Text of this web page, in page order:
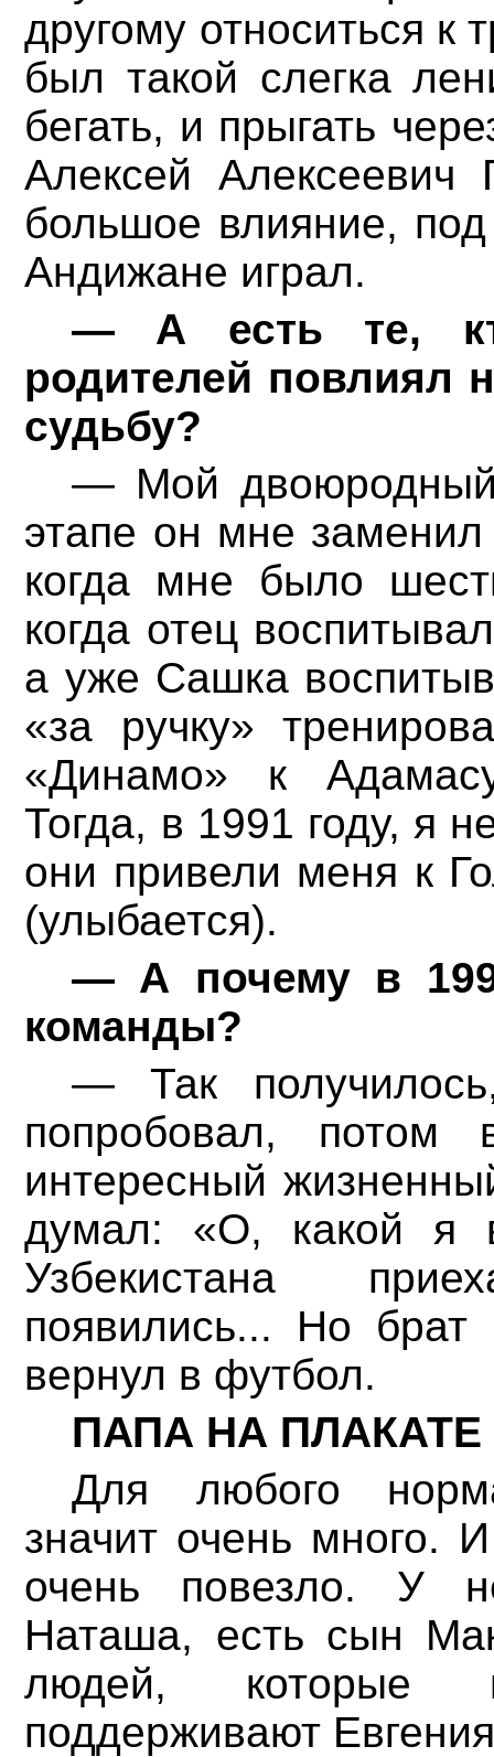
другому относиться к
был такой слегка
бегать, и прыгать
Алексей
большое влияние, под
Андижане играл.
— А есть те,
родителей повлиял
судьбу?
— Мой
этапе он мне
когда мне было
когда отец
а уже Сашка
«за ручку»
«Динамо» к
Тогда, в 1991 году, я
они привели меня к
(улыбается).
— А почему в
команды?
— Так
попробовал,
интересный
думал: «О, какой я
Узбекистана
появились... Но брат
вернул в футбол.
ПАПА НА ПЛАКАТЕ
Для любого
значит очень много.
очень повезло. У
Наташа, есть сын
людей, которые
поддерживают